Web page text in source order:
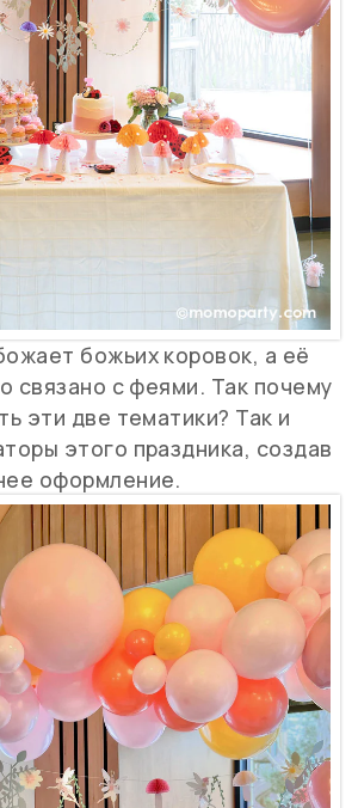
божьих коровок, а её
связано с феями. Так почему
эти две тематики? Так и
этого праздника, создав
оформление.